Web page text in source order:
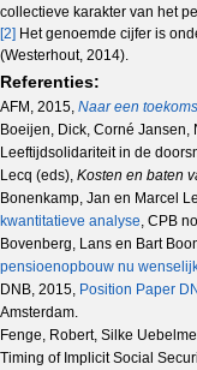
collectieve karakter van het
[2] Het genoemde cijfer is
(Westerhout, 2014).
Referenties:
AFM, 2015, Naar een
Boeijen, Dick, Corné Jansen,
Leeftijdsolidariteit in de
Lecq (eds), Kosten en baten
Bonenkamp, Jan en Marcel
kwantitatieve analyse, CPB
Bovenberg, Lans en Bart
pensioenopbouw nu
DNB, 2015, Position Paper
Amsterdam.
Fenge, Robert, Silke
Timing of Implicit Social